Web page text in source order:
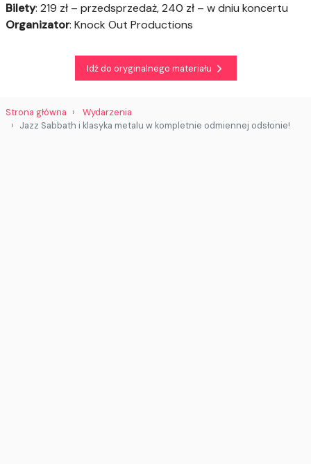
Bilety: 219 zł – przedsprzedaż, 240 zł – w dniu koncertu
Organizator: Knock Out Productions
Idź do oryginalnego materiału
Strona główna
Wydarzenia
Jazz Sabbath i klasyka metalu w kompletnie odmiennej odsłonie!